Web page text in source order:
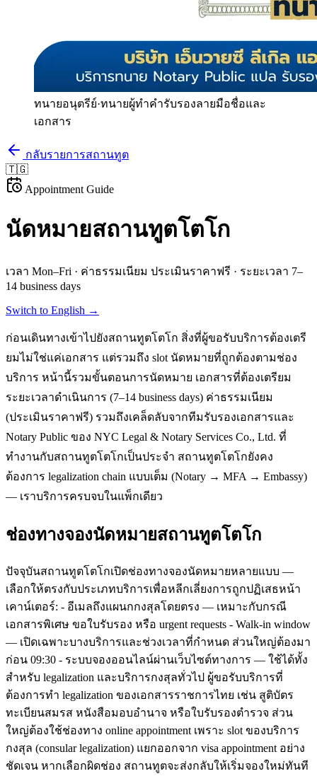
ทนายอนุตรีย์·ทนายผู้ทำคำรับรองลายมือชื่อและ
เอกสาร
กลับรายการสถานทูต
🇹🇬
Appointment Guide
นัดหมายสถานทูตโตโก
เวลา Mon–Fri · ค่าธรรมเนียม ประเมินราคาฟรี · ระยะเวลา 7–
14 business days
Switch to English →
ก่อนเดินทางเข้าไปยังสถานทูตโตโก สิ่งที่ผู้ขอรับบริการต้องเตรี
ยมไม่ใช่แค่เอกสาร แต่รวมถึง slot นัดหมายที่ถูกต้องตามช่อง
บริการ หน้านี้รวมขั้นตอนการนัดหมาย เอกสารที่ต้องเตรียม
ระยะเวลาดำเนินการ (7–14 business days) ค่าธรรมเนียม
(ประเมินราคาฟรี) รวมถึงเคล็ดลับจากทีมรับรองเอกสารและ
Notary Public ของ NYC Legal & Notary Services Co., Ltd. ที่
ทำงานกับสถานทูตโตโกเป็นประจำ สถานทูตโตโกยังคง
ต้องการ legalization chain แบบเต็ม (Notary → MFA → Embassy)
— เราบริการครบจบในแพ็กเดียว
ช่องทางจองนัดหมายสถานทูตโตโก
ปัจจุบันสถานทูตโตโกเปิดช่องทางจองนัดหมายหลายแบบ —
เลือกให้ตรงกับประเภทบริการเพื่อหลีกเลี่ยงการถูกปฏิเสธหน้า
เคาน์เตอร์: - อีเมลถึงแผนกกงสุลโดยตรง — เหมาะกับกรณี
เอกสารพิเศษ ขอใบรับรอง หรือ urgent requests - Walk-in window
— เปิดเฉพาะบางบริการและช่วงเวลาที่กำหนด ส่วนใหญ่ต้องมา
ก่อน 09:30 - ระบบจองออนไลน์ผ่านเว็บไซต์ทางการ — ใช้ได้ทั้ง
สำหรับ legalization และบริการกงสุลทั่วไป ผู้ขอรับบริการที่
ต้องการทำ legalization ของเอกสารราชการไทย เช่น สูติบัตร
ทะเบียนสมรส หนังสือมอบอำนาจ หรือใบรับรองตำรวจ ส่วน
ใหญ่ต้องใช้ช่องทาง online appointment เพราะ slot ของบริการ
กงสุล (consular legalization) แยกออกจาก visa appointment อย่าง
ชัดเจน หากเลือกผิดช่อง สถานทูตจะส่งกลับให้เริ่มจองใหม่ทันที